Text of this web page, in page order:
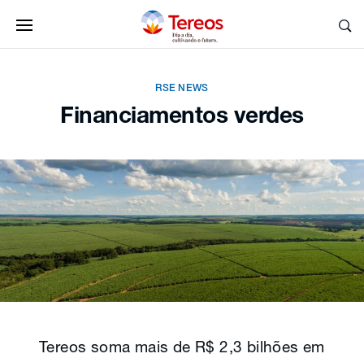
RSE NEWS
Financiamentos verdes
Tereos soma mais de R$ 2,3 bilhões em